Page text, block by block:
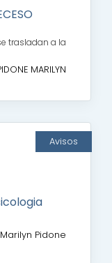
se trasladan a la
MARILYN
Avisos
Marilyn Pidone